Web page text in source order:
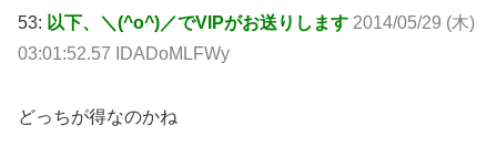
53: 以下、＼(^o^)／でVIPがお送りします 2014/05/29 (木)
03:01:52.57 IDADoMLFWy
どっちが得なのかね